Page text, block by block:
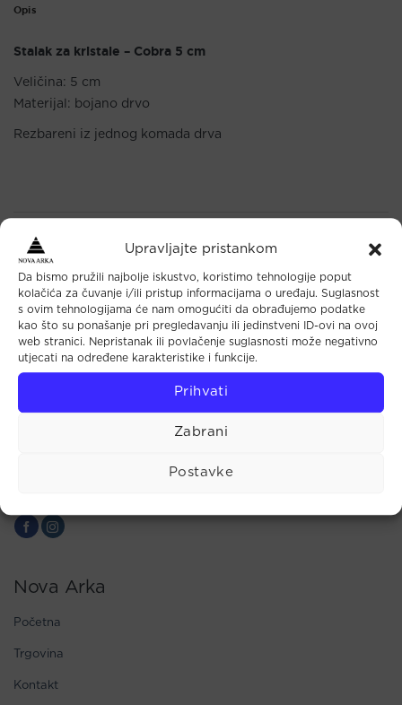
Upravljajte pristankom
Da bismo pružili najbolje iskustvo, koristimo tehnologije poput
kolačića za čuvanje i/ili pristup informacijama o uređaju. Suglasnost
s ovim tehnologijama će nam omogućiti da obrađujemo podatke
kao što su ponašanje pri pregledavanju ili jedinstveni ID-ovi na ovoj
web stranici. Nepristanak ili povlačenje suglasnosti može negativno
utjecati na određene karakteristike i funkcije.
Prihvati
Zabrani
Postavke
Opis
Stalak za kristale – Cobra 5 cm
Veličina: 5 cm
Materijal: bojano drvo
Rezbareni iz jednog komada drva
Maloprodaja
Tkalčićeva 44 (u prolazu)
10000 Zagreb
Radno vrijeme:
Nova Arka
Početna
Trgovina
Kontakt